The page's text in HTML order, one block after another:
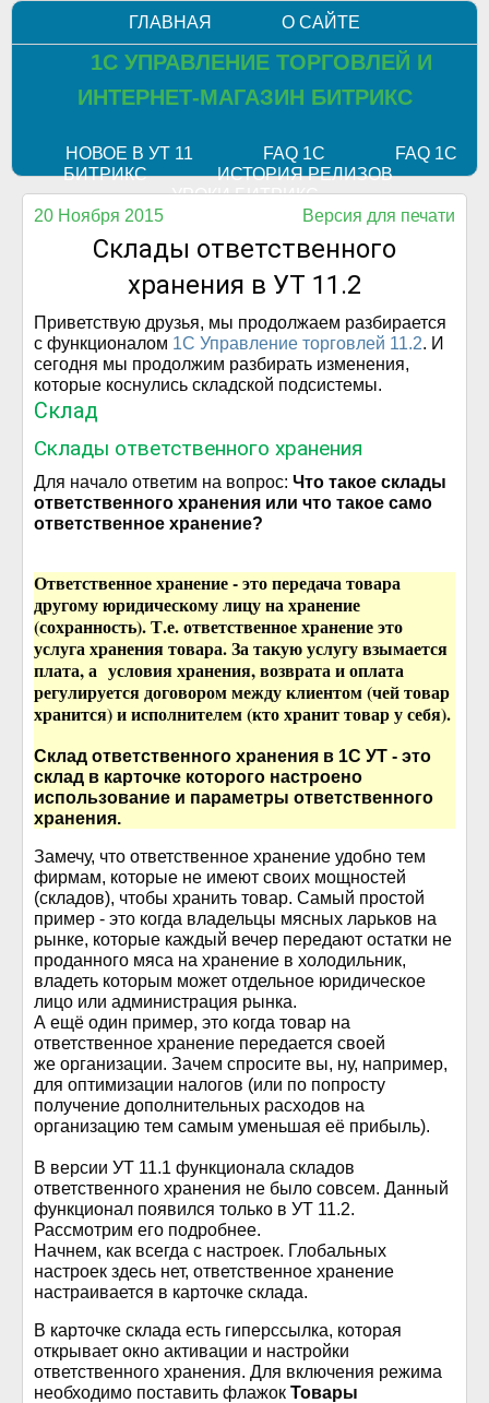
ГЛАВНАЯ О САЙТЕ
1С УПРАВЛЕНИЕ ТОРГОВЛЕЙ И
ИНТЕРНЕТ-МАГАЗИН БИТРИКС
НОВОЕ В УТ 11 FAQ 1С
FAQ 1С
БИТРИКС
ИСТОРИЯ РЕЛИЗОВ
УРОКИ БИТРИКС
20 Ноября 2015
Версия для печати
Склады ответственного
хранения в УТ 11.2
Приветствую друзья, мы продолжаем разбирается
с функционалом 1С Управление торговлей 11.2. И
сегодня мы продолжим разбирать изменения,
которые коснулись складской подсистемы.
Склад
Склады ответственного хранения
Для начало ответим на вопрос: Что такое склады
ответственного хранения или что такое само
ответственное хранение?
Ответственное хранение - это передача товара
другому юридическому лицу на хранение
(сохранность). Т.е. ответственное хранение это
услуга хранения товара. За такую услугу взымается
плата, а условия хранения, возврата и оплата
регулируется договором между клиентом (чей товар
хранится) и исполнителем (кто хранит товар у себя).
Склад ответственного хранения в 1С УТ - это
склад в карточке которого настроено
использование и параметры ответственного
хранения.
Замечу, что ответственное хранение удобно тем
фирмам, которые не имеют своих мощностей
(складов), чтобы хранить товар. Самый простой
пример - это когда владельцы мясных ларьков на
рынке, которые каждый вечер передают остатки не
проданного мяса на хранение в холодильник,
владеть которым может отдельное юридическое
лицо или администрация рынка.
А ещё один пример, это когда товар на
ответственное хранение передается своей
же организации. Зачем спросите вы, ну, например,
для оптимизации налогов (или по попросту
получение дополнительных расходов на
организацию тем самым уменьшая её прибыль).
В версии УТ 11.1 функционала складов
ответственного хранения не было совсем. Данный
функционал появился только в УТ 11.2.
Рассмотрим его подробнее.
Начнем, как всегда с настроек. Глобальных
настроек здесь нет, ответственное хранение
настраивается в карточке склада.
В карточке склада есть гиперссылка, которая
открывает окно активации и настройки
ответственного хранения. Для включения режима
необходимо поставить флажок Товары